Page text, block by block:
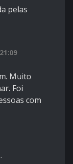
pelas
Muito
Foi
com